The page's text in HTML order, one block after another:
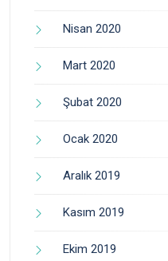
Nisan 2020
Mart 2020
Şubat 2020
Ocak 2020
Aralık 2019
Kasım 2019
Ekim 2019